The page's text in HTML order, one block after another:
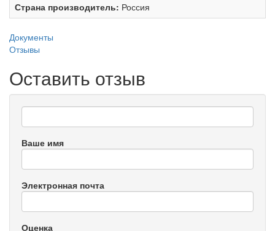
Страна производитель: Россия
Документы
Отзывы
Оставить отзыв
Ваше имя
Электронная почта
Оценка